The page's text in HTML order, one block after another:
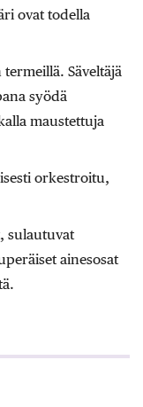
ovat todella
Säveltäjä
syödä
maustettuja
orkestroitu,
sulautuvat
ainesosat